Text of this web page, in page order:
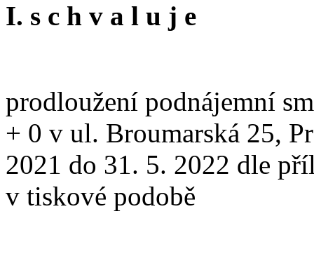
I. s c h v a l u j e
prodloužení podnájemní
+ 0 v ul. Broumarská 25,
2021 do 31. 5. 2022 dle
v tiskové podobě